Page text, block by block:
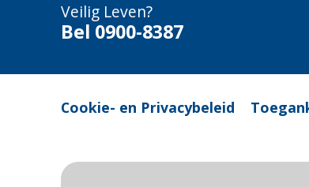
Veilig Leven?
Bel 0900-8387
Cookie- en Privacybeleid